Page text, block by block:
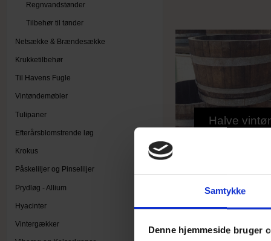
Samtykke
Denne hjemmeside bruger
Regnvandstønder
Tilbehør til tønder
Netsække & Brændesække
Krukketilbehør
Til Havens Fugle
Vintøndemøbler
Tulipaner
Efterårsblomstrende løg
Krokus
Påskeliljer og Pinseliljer
Prydløg - Allium
Hyacinter
Vintergækker
Halve